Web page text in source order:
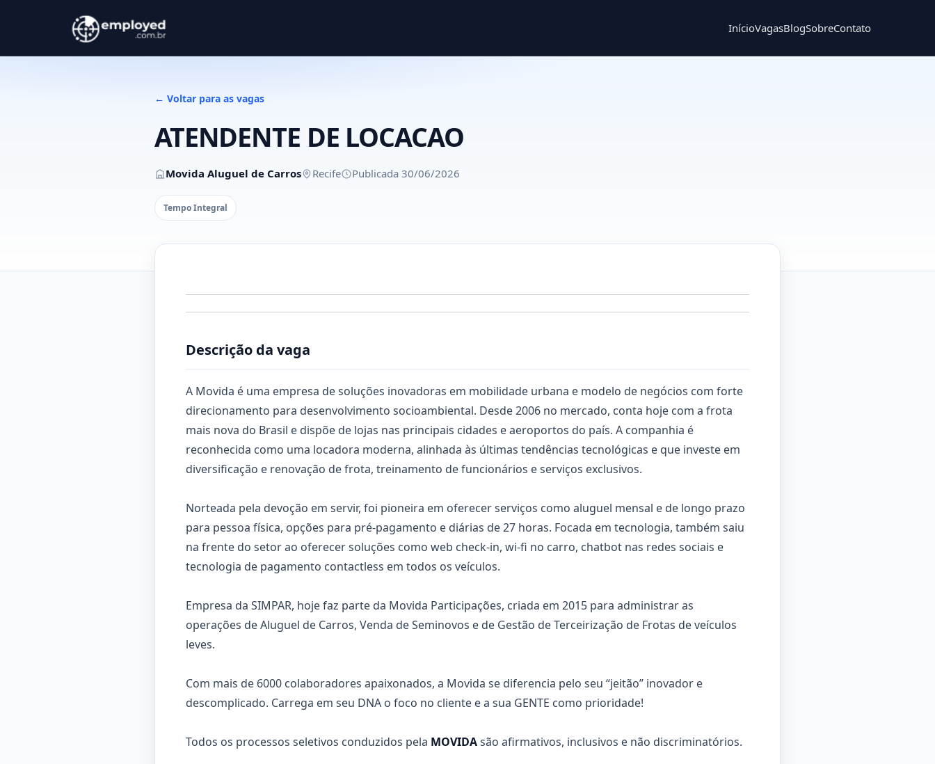
InícioVagasBlogSobreContato
← Voltar para as vagas
ATENDENTE DE LOCACAO
Movida Aluguel de Carros Recife Publicada 30/06/2026
Tempo Integral
Descrição da vaga
A Movida é uma empresa de soluções inovadoras em mobilidade urbana e modelo de negócios com forte
direcionamento para desenvolvimento socioambiental. Desde 2006 no mercado, conta hoje com a frota
mais nova do Brasil e dispõe de lojas nas principais cidades e aeroportos do país. A companhia é
reconhecida como uma locadora moderna, alinhada às últimas tendências tecnológicas e que investe em
diversificação e renovação de frota, treinamento de funcionários e serviços exclusivos.
Norteada pela devoção em servir, foi pioneira em oferecer serviços como aluguel mensal e de longo prazo
para pessoa física, opções para pré-pagamento e diárias de 27 horas. Focada em tecnologia, também saiu
na frente do setor ao oferecer soluções como web check-in, wi-fi no carro, chatbot nas redes sociais e
tecnologia de pagamento contactless em todos os veículos.
Empresa da SIMPAR, hoje faz parte da Movida Participações, criada em 2015 para administrar as
operações de Aluguel de Carros, Venda de Seminovos e de Gestão de Terceirização de Frotas de veículos
leves.
Com mais de 6000 colaboradores apaixonados, a Movida se diferencia pelo seu “jeitão” inovador e
descomplicado. Carrega em seu DNA o foco no cliente e a sua GENTE como prioridade!
Todos os processos seletivos conduzidos pela MOVIDAsão afirmativos, inclusivos e não discriminatórios.